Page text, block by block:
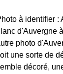
à identifier :
d'Auvergne
photo
une sorte de
décoré,